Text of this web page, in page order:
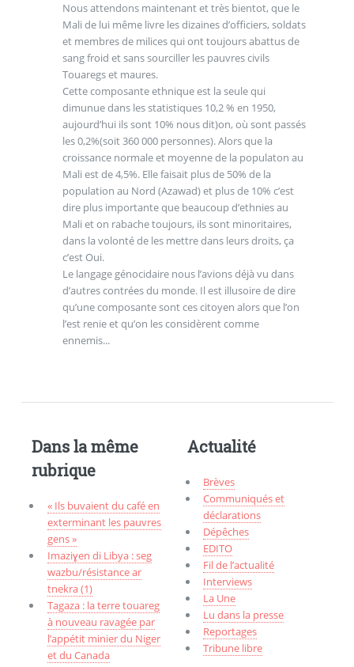
Nous attendons maintenant et très bientot, que le
Mali de lui même livre les dizaines d’officiers, soldats
et membres de milices qui ont toujours abattus de
sang froid et sans sourciller les pauvres civils
Touaregs et maures.
Cette composante ethnique est la seule qui
dimunue dans les statistiques 10,2 % en 1950,
aujourd’hui ils sont 10% nous dit)on, où sont passés
les 0,2%(soit 360 000 personnes). Alors que la
croissance normale et moyenne de la populaton au
Mali est de 4,5%. Elle faisait plus de 50% de la
population au Nord (Azawad) et plus de 10% c’est
dire plus importante que beaucoup d’ethnies au
Mali et on rabache toujours, ils sont minoritaires,
dans la volonté de les mettre dans leurs droits, ça
c’est Oui.
Le langage génocidaire nous l’avions déjà vu dans
d’autres contrées du monde. Il est illusoire de dire
qu’une composante sont ces citoyen alors que l’on
l’est renie et qu’on les considèrent comme
ennemis...
Dans la même
rubrique
« Ils buvaient du café en
exterminant les pauvres
gens »
Imaziɣen di Libya : seg
wazbu/résistance ar
tnekra (1)
Tagaza : la terre touareg
à nouveau ravagée par
l’appétit minier du Niger
et du Canada
Actualité
Brèves
Communiqués et
déclarations
Dépêches
EDITO
Fil de l’actualité
Interviews
La Une
Lu dans la presse
Reportages
Tribune libre